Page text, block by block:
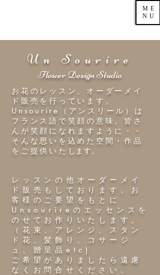
ME
NU
Un Sourire
Flower Design Studio
お花のレッスン、オーダーメイ
ド販売を行っています。​
Unsourire（アンスリール）は
フランス語で笑顔の意味。皆さ
んが笑顔になれますように・・
そんな思いを込めた空間・作品
をご提供いた ​します。
​レッスンの他オーダーメイ
ド販売もしております。お
客様のご要望をもとに
Unsourireのエッセンスを
のせてお作りいたします。
（花束、アレンジ、スタン
ド花、髪飾り、コサージ
ュ、贈呈品etc)
​ご希望がありましたら遠慮
なくお問合せください。